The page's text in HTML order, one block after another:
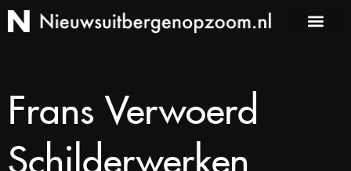
Frans Verwoerd
Schilderwerken